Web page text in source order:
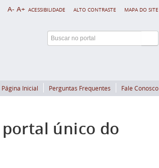
ACESSIBILIDADE ALTO CONTRASTE MAPA DO SITE
A- A+
Página Inicial Perguntas Frequentes Fale Conosco
único do